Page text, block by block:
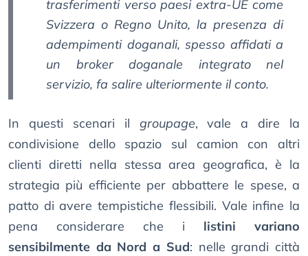
trasferimenti verso paesi extra-UE come
Svizzera o Regno Unito, la presenza di
adempimenti doganali, spesso affidati a
un broker doganale integrato nel
servizio, fa salire ulteriormente il conto.
In questi scenari il groupage, vale a dire la
condivisione dello spazio sul camion con altri
clienti diretti nella stessa area geografica, è la
strategia più efficiente per abbattere le spese, a
patto di avere tempistiche flessibili. Vale infine la
pena considerare che i listini variano
sensibilmente da Nord a Sud: nelle grandi città